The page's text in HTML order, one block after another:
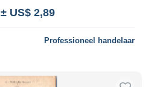
± US$ 2,89
Professioneel handelaar